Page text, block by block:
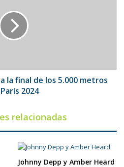
la final de los 5.000 metros
2024
relacionadas
Johnny Depp y Amber Heard